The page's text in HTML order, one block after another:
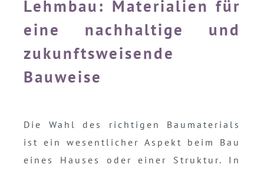
Lehmbau: Materialien für
eine nachhaltige und
zukunftsweisende
Bauweise
Die Wahl des richtigen Baumaterials
ist ein wesentlicher Aspekt beim Bau
eines Hauses oder einer Struktur. In